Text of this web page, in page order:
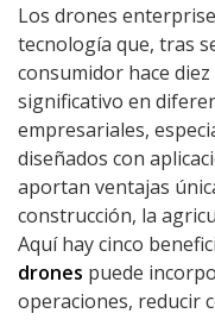
Los drones
tecnología que, tras
consumidor hace
significativo en
empresariales,
diseñados con
aportan ventajas
construcción, la
Aquí hay cinco
drones puede
operaciones, reducir